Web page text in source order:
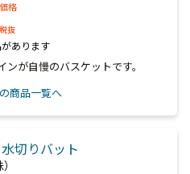
格
税抜
あります
が自慢のバスケットです。
商品一覧へ
切りバット